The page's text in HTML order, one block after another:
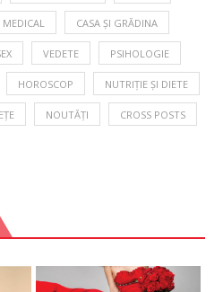
MEDICAL CASA ȘI GRĂDINA
VEDETE PSIHOLOGIE
HOROSCOP NUTRIȚIE ȘI DIETE
NOUTĂȚI CROSS POSTS